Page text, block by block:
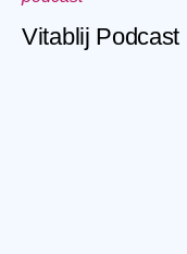
Vitablij Podcast